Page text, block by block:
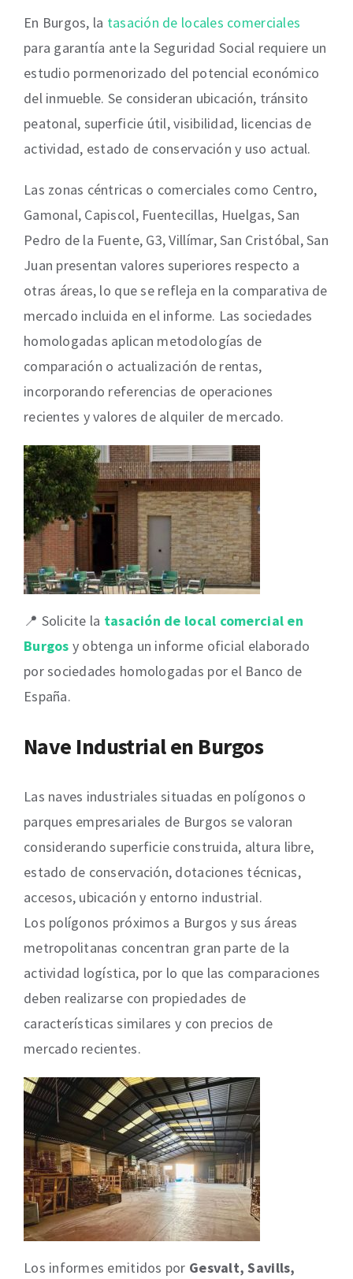
En Burgos, la tasación de locales comerciales
para garantía ante la Seguridad Social requiere un
estudio pormenorizado del potencial económico
del inmueble. Se consideran ubicación, tránsito
peatonal, superficie útil, visibilidad, licencias de
actividad, estado de conservación y uso actual.
Las zonas céntricas o comerciales como Centro,
Gamonal, Capiscol, Fuentecillas, Huelgas, San
Pedro de la Fuente, G3, Villímar, San Cristóbal, San
Juan presentan valores superiores respecto a
otras áreas, lo que se refleja en la comparativa de
mercado incluida en el informe. Las sociedades
homologadas aplican metodologías de
comparación o actualización de rentas,
incorporando referencias de operaciones
recientes y valores de alquiler de mercado.
📍 Solicite la tasación de local comercial en
Burgos y obtenga un informe oficial elaborado
por sociedades homologadas por el Banco de
España.
Nave Industrial en Burgos
Las naves industriales situadas en polígonos o
parques empresariales de Burgos se valoran
considerando superficie construida, altura libre,
estado de conservación, dotaciones técnicas,
accesos, ubicación y entorno industrial.
Los polígonos próximos a Burgos y sus áreas
metropolitanas concentran gran parte de la
actividad logística, por lo que las comparaciones
deben realizarse con propiedades de
características similares y con precios de
mercado recientes.
Los informes emitidos por Gesvalt, Savills,